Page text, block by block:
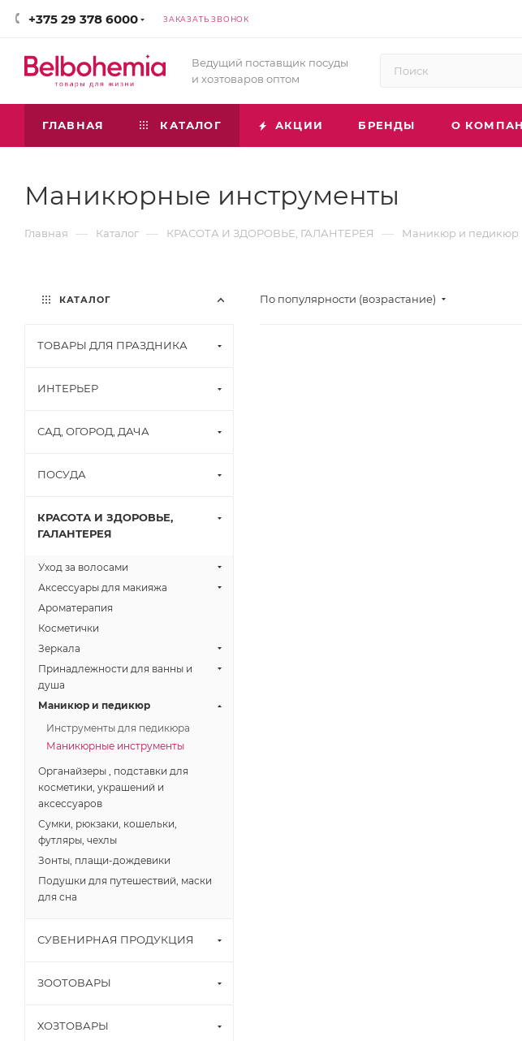
+375 29 378 6000 ЗАКАЗАТЬ ЗВОНОК
Ведущий поставщик посуды
и хозтоваров оптом
ГЛАВНАЯ КАТАЛОГ АКЦИИ БРЕНДЫ О
Маникюрные инструменты
Главная — Каталог — КРАСОТА И ЗДОРОВЬЕ, ГАЛАНТЕРЕЯ — Маникюр и педикюр
По популярности (возрастание)
КАТАЛОГ
ТОВАРЫ ДЛЯ ПРАЗДНИКА
ИНТЕРЬЕР
САД, ОГОРОД, ДАЧА
ПОСУДА
КРАСОТА И ЗДОРОВЬЕ,
ГАЛАНТЕРЕЯ
Уход за волосами
Аксессуары для макияжа
Ароматерапия
Косметички
Зеркала
Принадлежности для ванны и
душа
Маникюр и педикюр
Инструменты для педикюра
Маникюрные инструменты
Органайзеры , подставки для
косметики, украшений и
аксессуаров
Сумки, рюкзаки, кошельки,
футляры, чехлы
Зонты, плащи-дождевики
Подушки для путешествий, маски
для сна
СУВЕНИРНАЯ ПРОДУКЦИЯ
ЗООТОВАРЫ
ХОЗТОВАРЫ